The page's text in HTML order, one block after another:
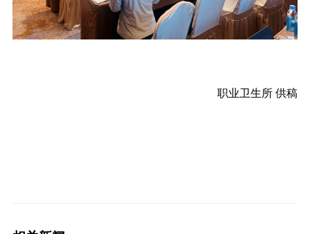
职业卫生所 供稿